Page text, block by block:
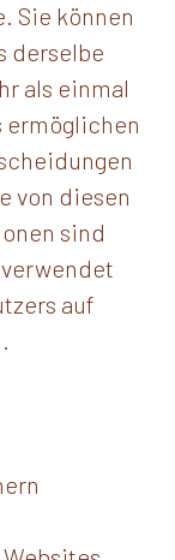
Sie können
derselbe
als einmal
ermöglichen
von diesen
sind
auf